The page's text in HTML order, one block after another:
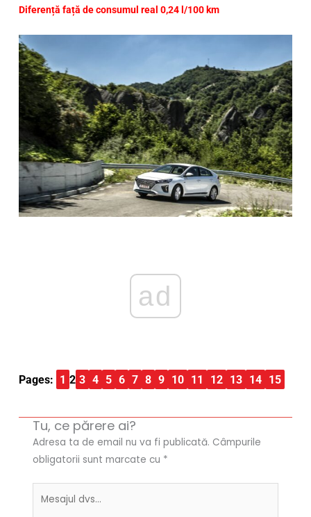
Diferență față de consumul real 0,24 l/100 km
ad
Pages: 1 2 3 4 5 6 7 8 9 10 11 12 13 14 15
Tu, ce părere ai?
Adresa ta de email nu va fi publicată. Câmpurile
obligatorii sunt marcate cu *